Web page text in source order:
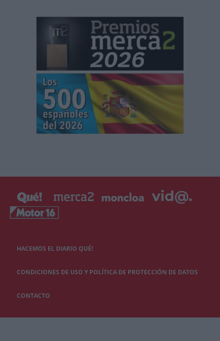
HACEMOS EL DIARIO QUÉ!
CONDICIONES DE USO Y POLÍTICA DE PROTECCIÓN DE DATOS
CONTACTO